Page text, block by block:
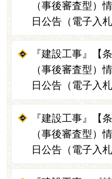
（事後審査型）
日公告（電子入札
『建設工事』【
（事後審査型）
日公告（電子入札
『建設工事』【
（事後審査型）
日公告（電子入札